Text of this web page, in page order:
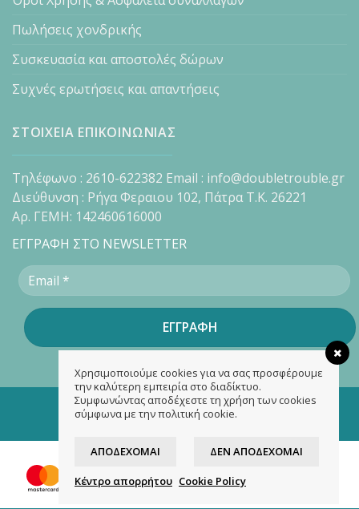
Πωλήσεις χονδρικής
Συσκευασία και αποστολές δώρων
Συχνές ερωτήσεις και απαντήσεις
ΣΤΟΙΧΕΙΑ ΕΠΙΚΟΙΝΩΝΙΑΣ
Τηλέφωνο : 2610-622382 Email : info@doubletrouble.gr
Διεύθυνση : Ρήγα Φεραιου 102, Πάτρα Τ.Κ. 26221
Αρ. ΓΕΜΗ: 142460616000
ΕΓΓΡΑΦΗ ΣΤΟ NEWSLETTER
Copyright 2026 ©doubletrouble.gr
Designed & developed by
Χρησιμοποιούμε cookies για να σας προσφέρουμε
την καλύτερη εμπειρία στο διαδίκτυο.
Συμφωνώντας αποδέχεστε τη χρήση των cookies
σύμφωνα με την πολιτική cookie.
ΑΠΟΔΈΧΟΜΑΙ ΔΕΝ ΑΠΟΔΈΧΟΜΑΙ
Κέντρο απορρήτου Cookie Policy